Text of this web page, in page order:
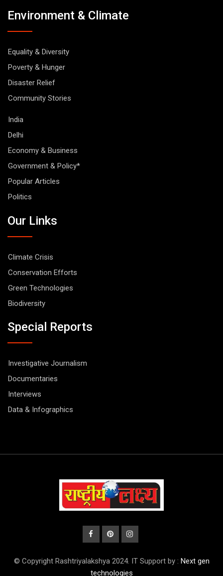
Environment & Climate
Equality & Diversity
Poverty & Hunger
Disaster Relief
Community Stories
India
Delhi
Economy & Business
Government & Policy*
Popular Articles
Politics
Our Links
Climate Crisis
Conservation Efforts
Green Technologies
Biodiversity
Special Reports
Investigative Journalism
Documentaries
Interviews
Data & Infographics
© Copyright Rashtriyalakshya 2024. IT Support by : Next gen
technologies